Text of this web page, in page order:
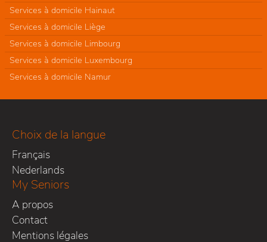
Services à domicile Hainaut
Services à domicile Liège
Services à domicile Limbourg
Services à domicile Luxembourg
Services à domicile Namur
Choix de la langue
Français
Nederlands
My Seniors
A propos
Contact
Mentions légales